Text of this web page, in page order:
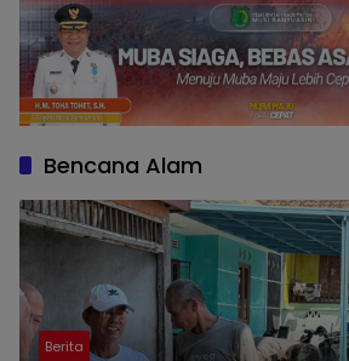
Bencana Alam
Berita